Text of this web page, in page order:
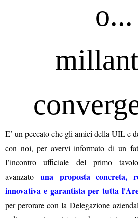
o...
E’ un peccato che gli amici della UIL e
con noi, per avervi informato di un
l’incontro ufficiale del primo
avanzato una proposta concreta,
innovativa e garantista per tutta
per perorare con la Delegazione